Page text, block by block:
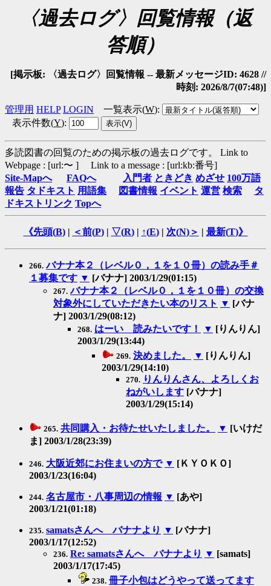
〈過去ログ〉回覧情報（返
答順）
[掲示板: 〈過去ログ〉回覧情報 -- 最新メッセージID: 4628 //
時刻: 2026/8/7(07:48)]
管理用 HELP LOGIN 一覧表示(W):
表示件数(Y):
多読図書の回覧のための掲示板の過去ログです。 Link to
Webpage : [url:〜 ] Link to a message : [url:kb:番号]
Site-Mapへ
FAQへ 入門者 ときどき めざせ 100万語
報告 タドキスト 用語集 図書情報 イベント 運営 検索
タ
ドキストリンク Topへ
《先頭(B)| ＜前(P)| ▽(R)| ↑(E)| 次(N)＞ | 最新(T)》
266. バナナ本２（レベル０，１を１０冊）の読み手＃
１募集です ▼ [バナナ] 2003/1/29(01:15)
267. バナナ本２（レベル０，１を１０冊）の交換
対象外にしていただきたい本のリスト ▼ [バナ
ナ] 2003/1/29(08:12)
268. はーい 読みたいです！ ▼ [りんりん]
2003/1/29(13:44)
269. 決めました。 ▼ [りんりん]
2003/1/29(14:10)
270. りんりんさん、よろしくお
ねがいします [バナナ]
2003/1/29(15:14)
265. 共同購入・お待たせいたしました。 ▼ [いけだ
ま] 2003/1/28(23:39)
246. 大阪近郊にお住まいの方で ▼ [ＫＹＯＫＯ]
2003/1/23(16:04)
244. 名古屋市・八事周辺の情報 ▼ [あや]
2003/1/21(01:18)
235. samatsさんへ バナナより ▼ [バナナ]
2003/1/17(12:52)
236. Re: samatsさんへ バナナより ▼ [samats]
2003/1/17(17:45)
238. 冊子小包はどうやって送ってます